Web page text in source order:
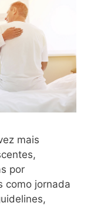
mais
por
como jornada